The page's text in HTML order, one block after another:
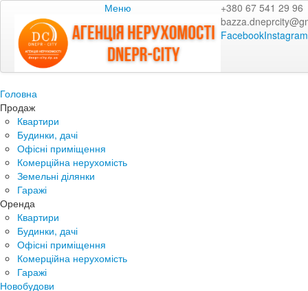
Меню
+380 67 541 29 96
FacebookInstagram
Головна
Продаж
Квартири
Будинки, дачі
Офісні приміщення
Комерційна нерухомість
Земельні ділянки
Гаражі
Оренда
Квартири
Будинки, дачі
Офісні приміщення
Комерційна нерухомість
Гаражі
Новобудови